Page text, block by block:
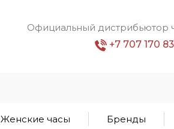
Официальный дистрибьютор
+7 707 170
Женские часы Бренды